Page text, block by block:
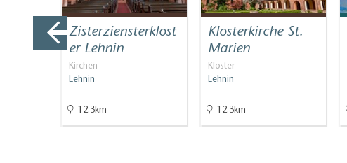
Zisterziensterklost
er Lehnin
Kirchen
Lehnin
12.3km
Klosterkirche St.
Marien
Klöster
Lehnin
12.3km